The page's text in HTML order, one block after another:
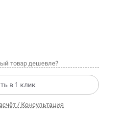
товар дешевле?
в 1 клик
/ Консультация